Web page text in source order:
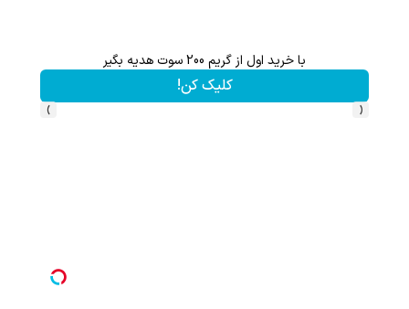
با خرید اول از گریم 200 سوت هدیه بگیر
کلیک کن!
‹
›